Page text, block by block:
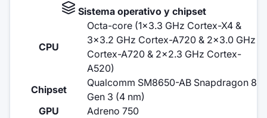
Sistema operativo y chipset
CPU
Octa-core (1x3.3 GHz Cortex-X4 &
3x3.2 GHz Cortex-A720 & 2x3.0 GHz
Cortex-A720 & 2x2.3 GHz Cortex-
A520)
Chipset
Qualcomm SM8650-AB Snapdragon 8
Gen 3 (4 nm)
GPU
Adreno 750